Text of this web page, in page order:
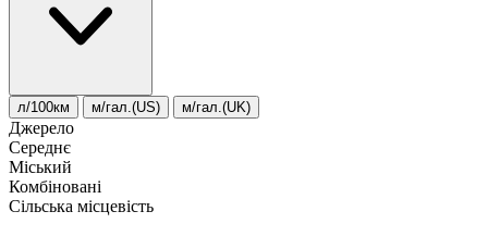
л/100км м/гал.(US) м/гал.(UK)
Джерело
Середнє
Міський
Комбіновані
Сільська місцевість